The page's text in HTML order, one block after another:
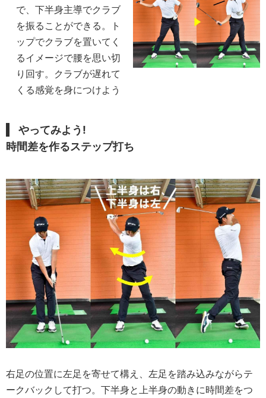
で、下半身主導でクラブ
を振ることができる。ト
ップでクラブを置いてく
るイメージで腰を思い切
り回す。クラブが遅れて
くる感覚を身につけよう
やってみよう!
時間差を作るステップ打ち
右足の位置に左足を寄せて構え、左足を踏み込みながらテ
ークバックして打つ。下半身と上半身の動きに時間差をつ